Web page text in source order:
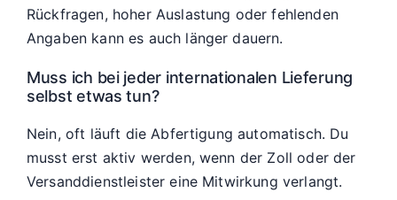
Rückfragen, hoher Auslastung oder fehlenden
Angaben kann es auch länger dauern.
Muss ich bei jeder internationalen Lieferung
selbst etwas tun?
Nein, oft läuft die Abfertigung automatisch. Du
musst erst aktiv werden, wenn der Zoll oder der
Versanddienstleister eine Mitwirkung verlangt.